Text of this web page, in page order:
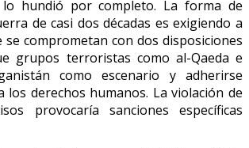
lo hundió por completo. La forma de
de casi dos décadas es exigiendo a
se comprometan con dos disposiciones
grupos terroristas como al-Qaeda e
como escenario y adherirse
los derechos humanos. La violación de
provocaría sanciones específicas